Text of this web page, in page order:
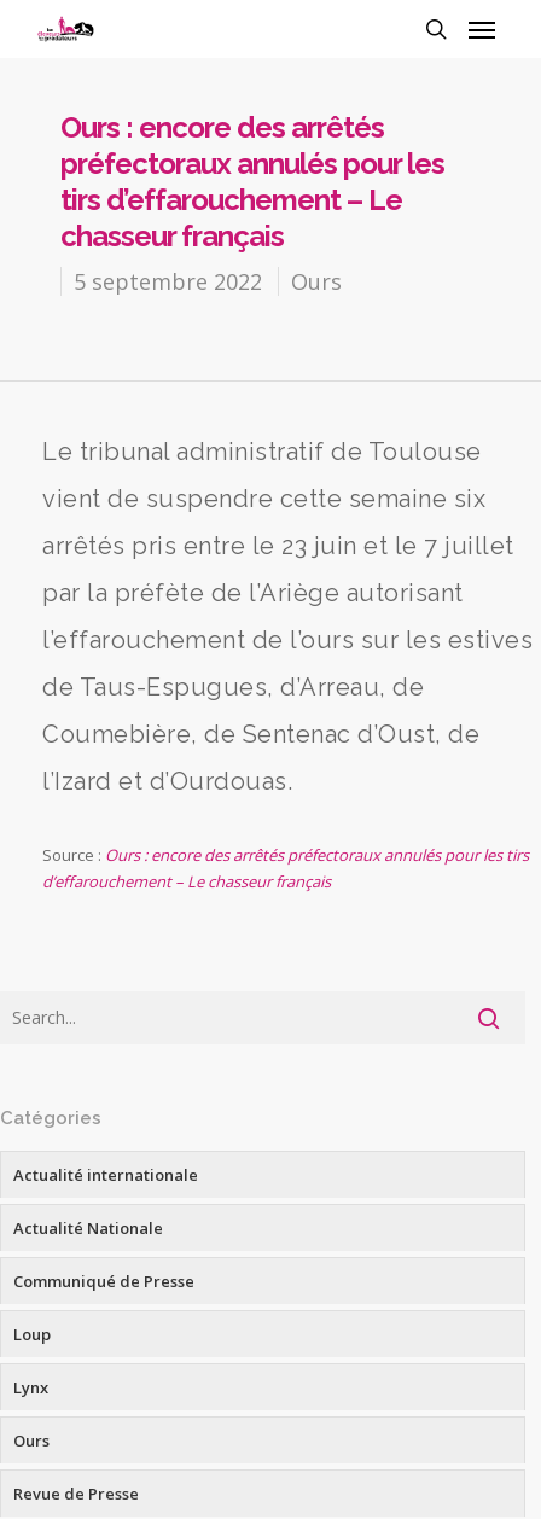
Ours : encore des arrêtés
préfectoraux annulés pour les
tirs d’effarouchement – Le
chasseur français
5 septembre 2022 Ours
Le tribunal administratif de Toulouse
vient de suspendre cette semaine six
arrêtés pris entre le 23 juin et le 7 juillet
par la préfète de l’Ariège autorisant
l’effarouchement de l’ours sur les estives
de Taus-Espugues, d’Arreau, de
Coumebière, de Sentenac d’Oust, de
l’Izard et d’Ourdouas.
Source : Ours : encore des arrêtés préfectoraux annulés pour les tirs
d’effarouchement – Le chasseur français
Catégories
Actualité internationale
Actualité Nationale
Communiqué de Presse
Loup
Lynx
Ours
Revue de Presse